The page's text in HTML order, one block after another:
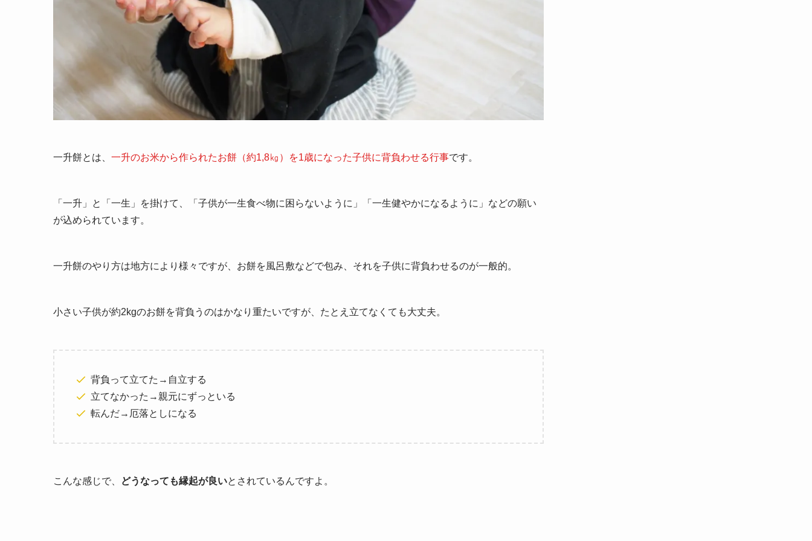
一升餅とは、 一升のお米から作られたお餅（約1,8㎏）を1歳になった子供に背負わせる行事です。
「一升」と「一生」を掛けて、「子供が一生食べ物に困らないように」「一生健やかになるように」などの願い
が込められています。
一升餅のやり方は地方により様々ですが、お餅を風呂敷などで包み、それを子供に背負わせるのが一般的。
小さい子供が約2kgのお餅を背負うのはかなり重たいですが、たとえ立てなくても大丈夫。
背負って立てた→自立する
立てなかった→親元にずっといる
転んだ→厄落としになる
こんな感じで、 どうなっても縁起が良いとされているんですよ。